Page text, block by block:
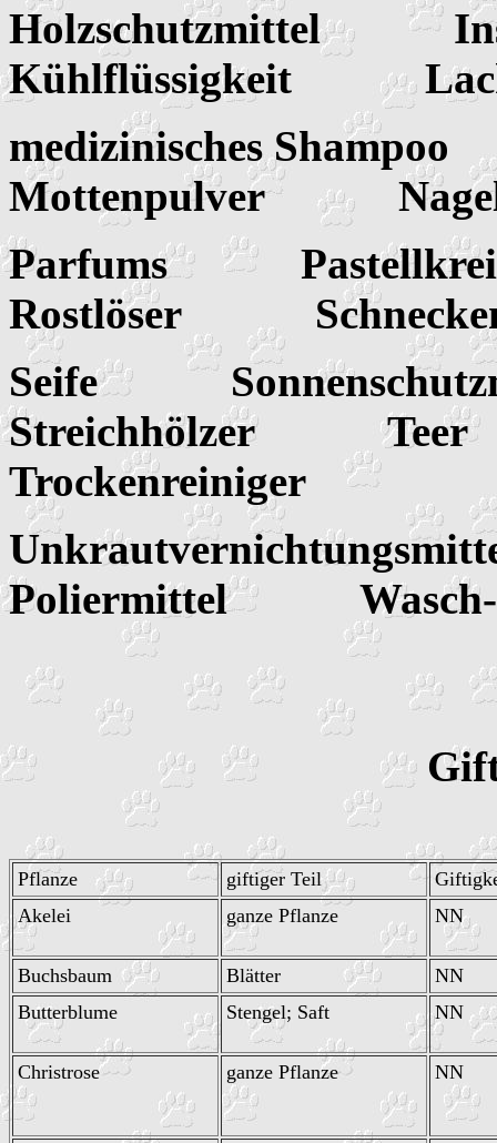
Holzschutzmittel
Kühlflüssigkeit
medizinisches
Mottenpulver
Parfums
Rostlöser
Seife
Streichhölzer
Trockenreiniger
Poliermittel Wasch-
Pflanze giftiger Teil
Akelei
ganze Pflanze NN
Buchsbaum Blätter
NN
Butterblume
Stengel; Saft NN
Christrose ganze Pflanze NN